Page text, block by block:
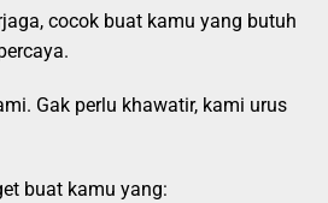
cocok buat kamu yang butuh
Gak perlu khawatir, kami urus
buat kamu yang: